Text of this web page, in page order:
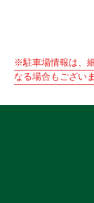
※駐車場情報は、
なる場合もござい